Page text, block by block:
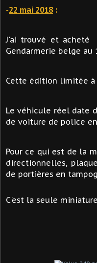
-22 mai 2018:
J'ai trouvé et
Gendarmerie belge au
Cette édition limitée à
Le véhicule réel date
de voiture de police
Pour ce qui est de la
directionnelles,
de portières en
C'est la seule